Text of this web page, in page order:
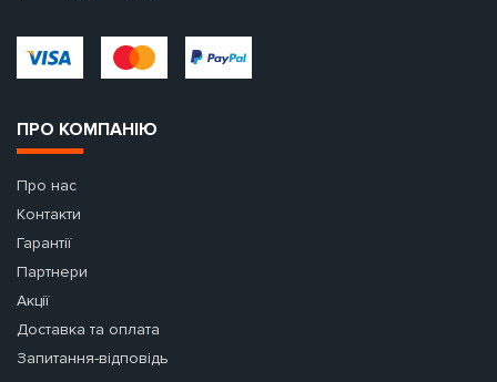
ПРО КОМПАНІЮ
Про нас
Контакти
Гарантії
Партнери
Акції
Доставка та оплата
Запитання-відповідь